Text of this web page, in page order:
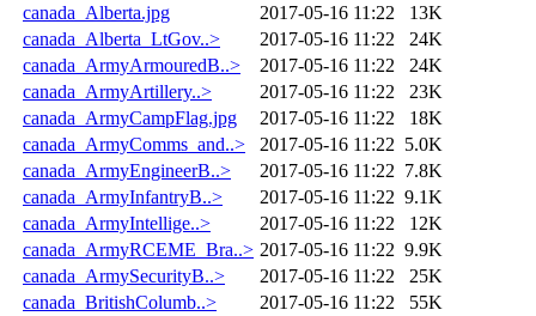
canada_Alberta.jpg
2017-05-16 11:22
13K
canada_Alberta_LtGov..>
2017-05-16 11:22
24K
canada_ArmyArmouredB..>
2017-05-16 11:22
24K
canada_ArmyArtillery..>
2017-05-16 11:22
23K
canada_ArmyCampFlag.jpg
2017-05-16 11:22
18K
canada_ArmyComms_and..>
2017-05-16 11:22 5.0K
canada_ArmyEngineerB..>
2017-05-16 11:22 7.8K
canada_ArmyInfantryB..>
2017-05-16 11:22 9.1K
canada_ArmyIntellige..>
2017-05-16 11:22
12K
canada_ArmyRCEME_Bra..> 2017-05-16 11:22 9.9K
canada_ArmySecurityB..>
2017-05-16 11:22
25K
canada_BritishColumb..>
2017-05-16 11:22
55K